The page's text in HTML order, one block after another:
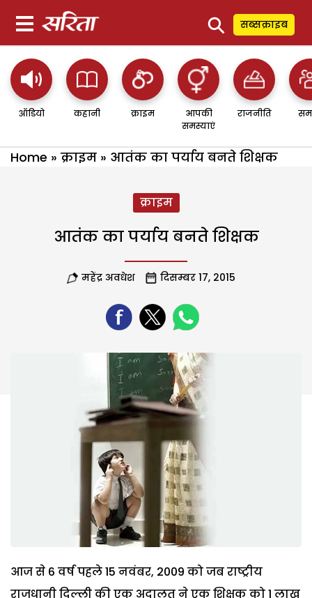
⚲ सब्सक्राइब
ऑडियो कहानी क्राइम
आपकी
समस्याएं
राजनीति
Home » क्राइम » आतंक का पर्याय बनते शिक्षक
क्राइम
आतंक का पर्याय बनते शिक्षक
महेंद्र अवधेश दिसम्बर 17, 2015
आज से 6 वर्ष पहले 15 नवंबर, 2009 को जब राष्ट्रीय
राजधानी दिल्ली की एक अदालत ने एक शिक्षक को 1 लाख